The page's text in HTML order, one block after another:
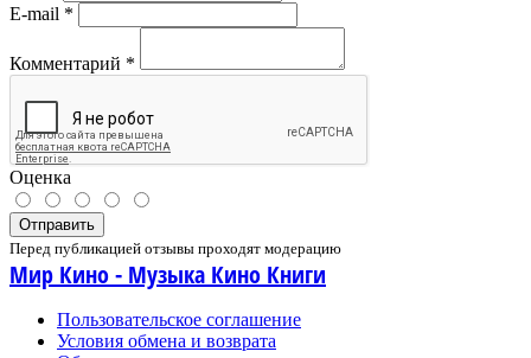
E-mail *
Комментарий *
Оценка
Отправить
Перед публикацией отзывы проходят модерацию
Мир Кино - Музыка Кино Книги
Пользовательское соглашение
Условия обмена и возврата